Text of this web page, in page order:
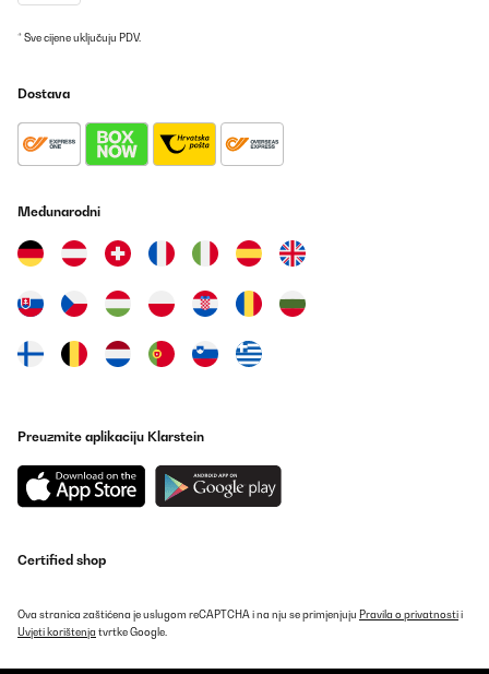
* Sve cijene uključuju PDV.
Dostava
Međunarodni
Preuzmite aplikaciju Klarstein
Certified shop
Ova stranica zaštićena je uslugom reCAPTCHA i na nju se primjenjuju Pravila o privatnostii
Uvjeti korištenja tvrtke Google.